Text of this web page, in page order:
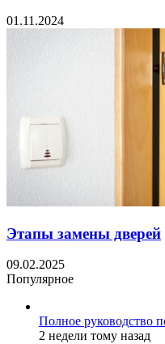
01.11.2024
Этапы замены дверей
09.02.2025
Популярное
Полное руководство
2 недели тому назад